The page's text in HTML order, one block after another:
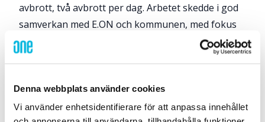
Denna webbplats använder cookies
Vi använder enhetsidentifierare för att anpassa innehållet
avbrott, två avbrott per dag. Arbetet skedde i god
samverkan med E.ON och kommunen, med fokus
på säker planering och hantering av eventuella fel
– som snabbt måste lösas för att undvika